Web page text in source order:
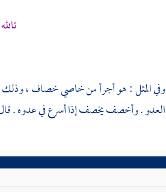
وفي المثل : هو أجرأ من خاصي خصاف ، وذلك
العدو . وأخصف يخصف إذا أسرع في عدوه .